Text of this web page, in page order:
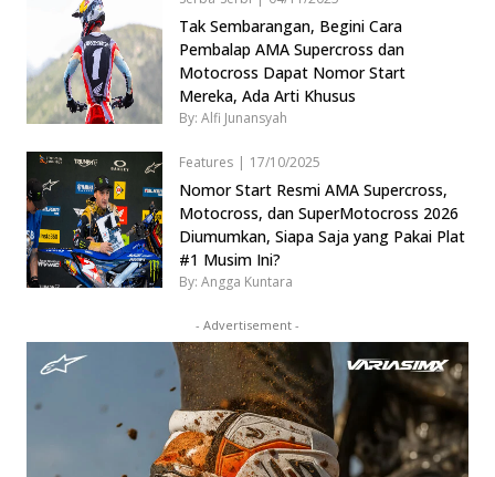
Tak Sembarangan, Begini Cara
Pembalap AMA Supercross dan
Motocross Dapat Nomor Start
Mereka, Ada Arti Khusus
By: Alfi Junansyah
Features | 17/10/2025
Nomor Start Resmi AMA Supercross,
Motocross, dan SuperMotocross 2026
Diumumkan, Siapa Saja yang Pakai Plat
#1 Musim Ini?
By: Angga Kuntara
- Advertisement -